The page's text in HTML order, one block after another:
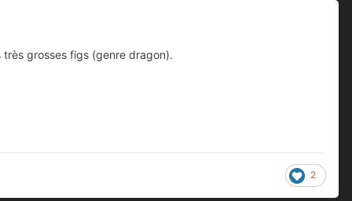
grosses figs (genre dragon).
2